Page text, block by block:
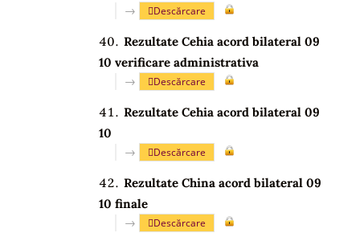
→ Descărcare
Rezultate Cehia acord bilateral 09
10 verificare administrativa
→ Descărcare
Rezultate Cehia acord bilateral 09
10
→ Descărcare
Rezultate China acord bilateral 09
10 finale
→ Descărcare